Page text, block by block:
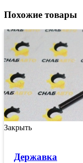
Похожие товары
Закрыть
Державка